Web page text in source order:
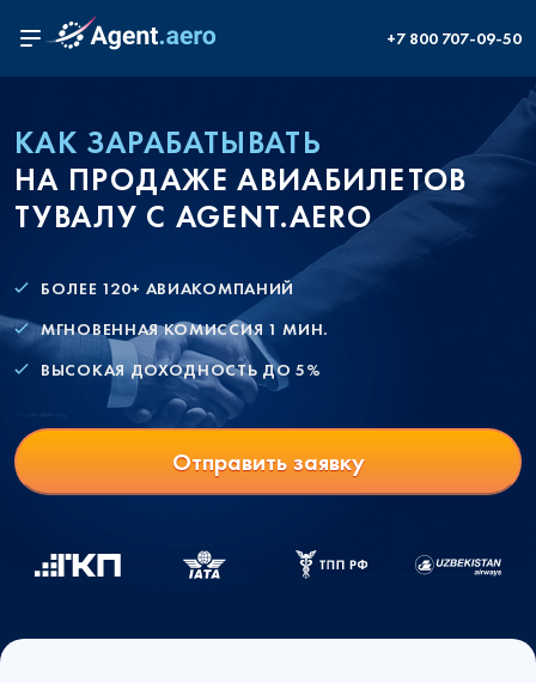
+7 800 707-09-50
КАК ЗАРАБАТЫВАТЬ
НА ПРОДАЖЕ АВИАБИЛЕТОВ
ТУВАЛУ С AGENT.AERO
БОЛЕЕ 120+ АВИАКОМПАНИЙ
МГНОВЕННАЯ КОМИССИЯ 1 МИН.
ВЫСОКАЯ ДОХОДНОСТЬ ДО 5%
Отправить заявку